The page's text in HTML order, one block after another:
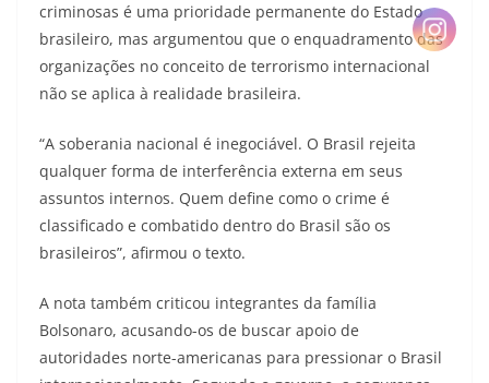
criminosas é uma prioridade permanente do Estado
brasileiro, mas argumentou que o enquadramento das
organizações no conceito de terrorismo internacional
não se aplica à realidade brasileira.
“A soberania nacional é inegociável. O Brasil rejeita
qualquer forma de interferência externa em seus
assuntos internos. Quem define como o crime é
classificado e combatido dentro do Brasil são os
brasileiros”, afirmou o texto.
A nota também criticou integrantes da família
Bolsonaro, acusando-os de buscar apoio de
autoridades norte-americanas para pressionar o Brasil